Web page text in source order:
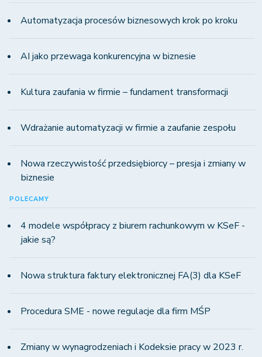
Automatyzacja procesów biznesowych krok po kroku
AI jako przewaga konkurencyjna w biznesie
Kultura zaufania w firmie – fundament transformacji
Wdrażanie automatyzacji w firmie a zaufanie zespołu
Nowa rzeczywistość przedsiębiorcy – presja i zmiany w
biznesie
POLECAMY
4 modele współpracy z biurem rachunkowym w KSeF -
jakie są?
Nowa struktura faktury elektronicznej FA(3) dla KSeF
Procedura SME - nowe regulacje dla firm MŚP
Zmiany w wynagrodzeniach i Kodeksie pracy w 2023 r.